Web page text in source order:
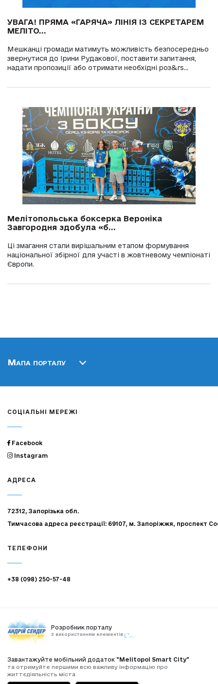
УВАГА! ПРЯМА «ГАРЯЧА» ЛІНІЯ ІЗ СЕКРЕТАРЕМ
МЕЛІТО...
Мешканці громади матимуть можливість безпосередньо
звернутися до Ірини Рудакової, поставити запитання,
надати пропозиції або отримати необхідні роз&rs...
Мелітопольська боксерка Вероніка
Завгородня здобула «б...
Ці змагання стали вирішальним етапом формування
національної збірної для участі в жовтневому чемпіонаті
Європи.
Мапа порталу
СОЦІАЛЬНІ МЕРЕЖІ
Facebook
Instagram
АДРЕСА
72312, Запорізька обл.
Тимчасова адреса реєстрації: 69107, м. Запоріжжя, проспект
ТЕЛЕФОНИ
+38 (098) 250-57-48
Розробник порталу
З використанням елементів
Завантажуйте мобільний додаток "Melitopol Smart City"
та отримуйте першими всю важливу інформацію про
життєдіяльність міста